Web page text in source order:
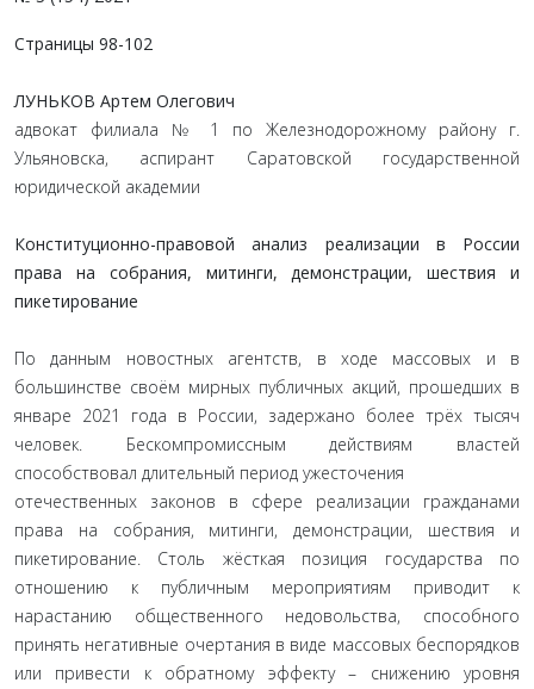
Страницы 98-102
ЛУНЬКОВ Артем Олегович
адвокат филиала № 1 по Железнодорожному району г.
Ульяновска, аспирант Саратовской государственной
юридической академии
Конституционно-правовой анализ реализации в России
права на собрания, митинги, демонстрации, шествия и
пикетирование
По данным новостных агентств, в ходе массовых и в
большинстве своём мирных публичных акций, прошедших в
январе 2021 года в России, задержано более трёх тысяч
человек. Бескомпромиссным действиям властей
способствовал длительный период ужесточения
отечественных законов в сфере реализации гражданами
права на собрания, митинги, демонстрации, шествия и
пикетирование. Столь жёсткая позиция государства по
отношению к публичным мероприятиям приводит к
нарастанию общественного недовольства, способного
принять негативные очертания в виде массовых беспорядков
или привести к обратному эффекту – снижению уровня